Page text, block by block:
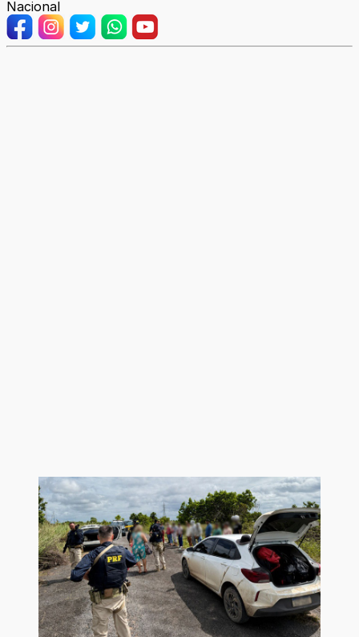
Nacional